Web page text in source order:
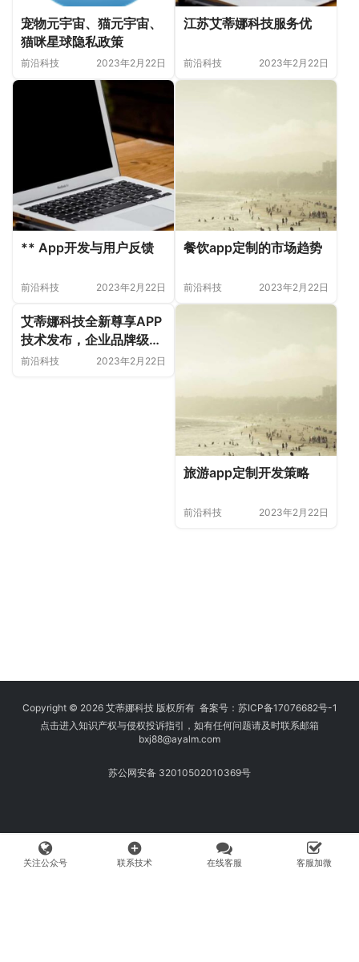
宠物元宇宙、猫元宇宙、
猫咪星球隐私政策
前沿科技 2023年2月22日
江苏艾蒂娜科技服务优
前沿科技 2023年2月22日
** App开发与用户反馈
前沿科技 2023年2月22日
餐饮app定制的市场趋势
前沿科技 2023年2月22日
艾蒂娜科技全新尊享APP
技术发布，企业品牌级体
验
前沿科技 2023年2月22日
旅游app定制开发策略
前沿科技 2023年2月22日
Copyright © 2026 艾蒂娜科技 版权所有 备案号： 苏ICP备17076682号-1
点击进入知识产权与侵权投诉指引，如有任何问题请及时联系邮箱
bxj88@ayalm.com
苏公网安备 32010502010369号
关注公众号
add_circle
联系技术 在线客服 客服加微